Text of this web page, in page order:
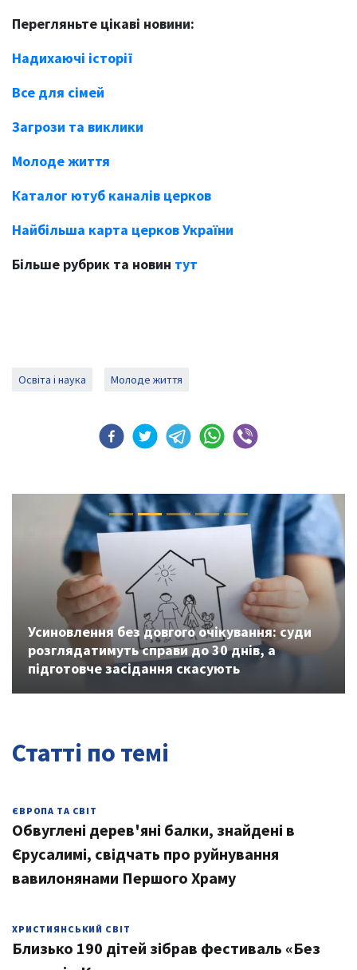
Перегляньте цікаві новини:
Надихаючі історії
Все для сімей
Загрози та виклики
Молоде життя
Каталог ютуб каналів церков
Найбільша карта церков України
Більше рубрик та новин тут
Освіта і наука Молоде життя
Усиновлення без довгого очікування: суди
розглядатимуть справи до 30 днів, а
підготовче засідання скасують
Previous Next
Статті по темі
ЄВРОПА ТА СВІТ
Обвуглені дерев'яні балки, знайдені в
Єрусалимі, свідчать про руйнування
вавилонянами Першого Храму
ХРИСТИЯНСЬКИЙ СВІТ
Близько 190 дітей зібрав фестиваль «Без